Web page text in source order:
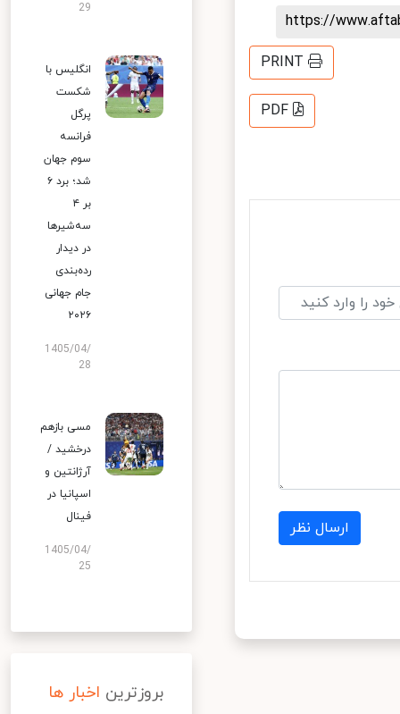
https://
PRINT
PDF
ارسال نظر
29
انگلیس با
شکست
پرگل
فرانسه
سوم جهان
شد؛ برد ۶
بر ۴
سه‌شیرها
در دیدار
رده‌بندی
جام جهانی
۲۰۲۶
1405/04/
28
مسی بازهم
درخشید /
آرژانتین و
اسپانیا در
فینال
1405/04/
25
بروزترین اخبار ها